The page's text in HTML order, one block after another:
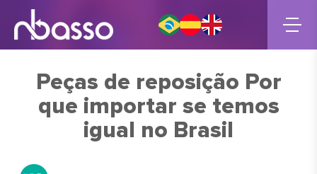
Peças de reposição Por
que importar se temos
igual no Brasil